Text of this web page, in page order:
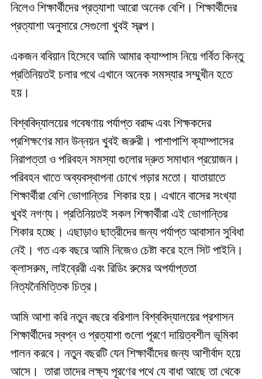
নিলেও শিক্ষার্থীদের প্রত্যাশা আরো অনেক বেশি। শিক্ষার্থীদের
প্রত্যাশা অনুসারে সেগুলো খুবই স্বল্প।
একজন ববিয়ান হিসেবে আমি আমার ক্যাম্পাস নিয়ে গর্বিত কিন্তু
প্রতিনিয়তই চলার পথে এখানে অনেক সমস্যার সম্মুখীন হতে
হয়।
বিশ্ববিদ্যালয়ের গবেষণায় পর্যাপ্ত বরাদ্দ এবং শিক্ষকদের
প্রশিক্ষণের মান উন্নয়ন খুবই জরুরী। পাশাপাশি ক্যাম্পাসের
নিরাপত্তা ও পরিবহন সমস্যা গুলোর দ্রুত সমাধান প্রয়োজন।
পরিবহন খাতে অব্যবস্থাপনা চোখে পড়ার মতো। যাতায়াতে
শিক্ষার্থীরা বেশি ভোগান্তির শিকার হয়। এখানে বাসের সংখ্যা
খুবই নগণ্য। প্রতিনিয়তই সকল শিক্ষার্থীরা এই ভোগান্তির
শিকার হচ্ছে। এছাড়াও ছাত্রীদের জন্য পর্যাপ্ত আবাসান সুবিধা
নেই। গত এক বছরে আমি নিজেও চেষ্টা করে হলে সিট পাইনি।
ক্লাসরুম, লাইব্রেরী এবং রিডিং রুমের অপর্যাপ্ততা
নিত্যনৈমিত্তিক চিত্র।
আমি আশা করি নতুন বছরে বরিশাল বিশ্ববিদ্যালয়ের প্রশাসন
শিক্ষার্থীদের স্বপ্ন ও প্রত্যাশা গুলো পূরণে দায়িত্বশীল ভূমিকা
পালন করবে। নতুন বছরটি যেন শিক্ষার্থীদের জন্য আশীর্বাদ হয়ে
আসে। তারা তাদের লক্ষ্য পূরণের পথে যে বাধা আছে তা থেকে